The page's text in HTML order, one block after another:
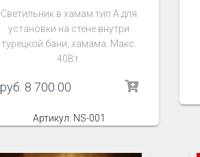
Светильник в хамам тип А для
установки на стене внутри
турецкой бани, хамама. Макс.
40Вт.
руб. 8 700 00
Артикул: NS-001